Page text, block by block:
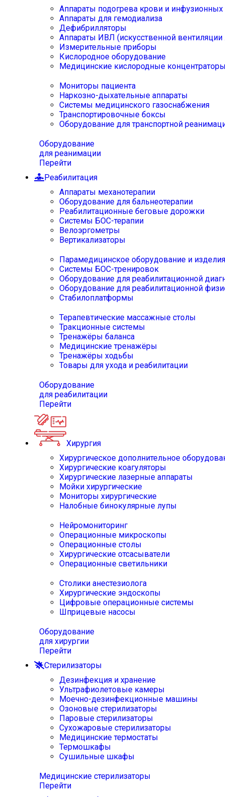
Аппараты подогрева крови и инфузионных
Аппараты для гемодиализа
Дефибрилляторы
Аппараты ИВЛ (искусственной вентиляции
Измерительные приборы
Кислородное оборудование
Медицинские кислородные
Мониторы пациента
Наркозно-дыхательные аппараты
Системы медицинского газоснабжения
Транспортировочные боксы
Оборудование для транспортной
Оборудование
для реанимации
Перейти
Реабилитация
Аппараты механотерапии
Оборудование для бальнеотерапии
Реабилитационные беговые дорожки
Системы БОС-терапии
Велоэргометры
Вертикализаторы
Парамедицинское оборудование и изделия
Системы БОС-тренировок
Оборудование для реабилитационной
Оборудование для реабилитационной
Стабилоплатформы
Терапевтические массажные столы
Тракционные системы
Тренажёры баланса
Медицинские тренажёры
Тренажёры ходьбы
Товары для ухода и реабилитации
Оборудование
для реабилитации
Перейти
Хирургия
Хирургическое дополнительное
Хирургические коагуляторы
Хирургические лазерные аппараты
Мойки хирургические
Мониторы хирургические
Налобные бинокулярные лупы
Нейромониторинг
Операционные микроскопы
Операционные столы
Хирургические отсасыватели
Операционные светильники
Столики анестезиолога
Хирургические эндоскопы
Цифровые операционные системы
Шприцевые насосы
Оборудование
для хирургии
Перейти
Стерилизаторы
Дезинфекция и хранение
Ультрафиолетовые камеры
Моечно-дезинфекционные машины
Озоновые стерилизаторы
Паровые стерилизаторы
Сухожаровые стерилизаторы
Медицинские термостаты
Термошкафы
Сушильные шкафы
Медицинские стерилизаторы
Перейти